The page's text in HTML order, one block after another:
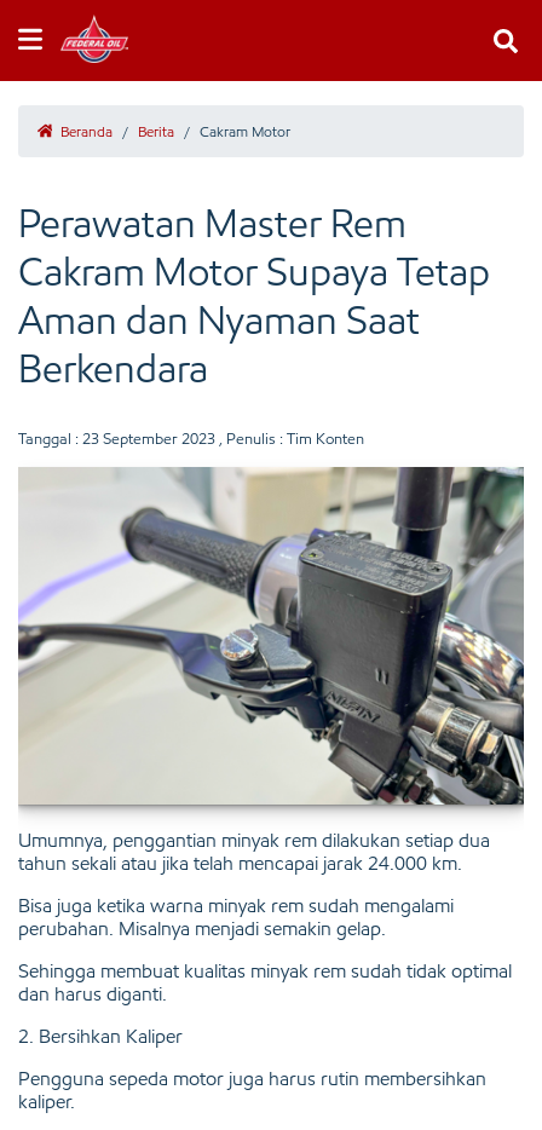
Beranda / Berita / Cakram Motor
Perawatan Master Rem
Cakram Motor Supaya Tetap
Aman dan Nyaman Saat
Berkendara
Tanggal : 23 September 2023 , Penulis : Tim Konten
Umumnya, penggantian minyak rem dilakukan setiap dua
tahun sekali atau jika telah mencapai jarak 24.000 km.
Bisa juga ketika warna minyak rem sudah mengalami
perubahan. Misalnya menjadi semakin gelap.
Sehingga membuat kualitas minyak rem sudah tidak optimal
dan harus diganti.
2. Bersihkan Kaliper
Pengguna sepeda motor juga harus rutin membersihkan
kaliper.